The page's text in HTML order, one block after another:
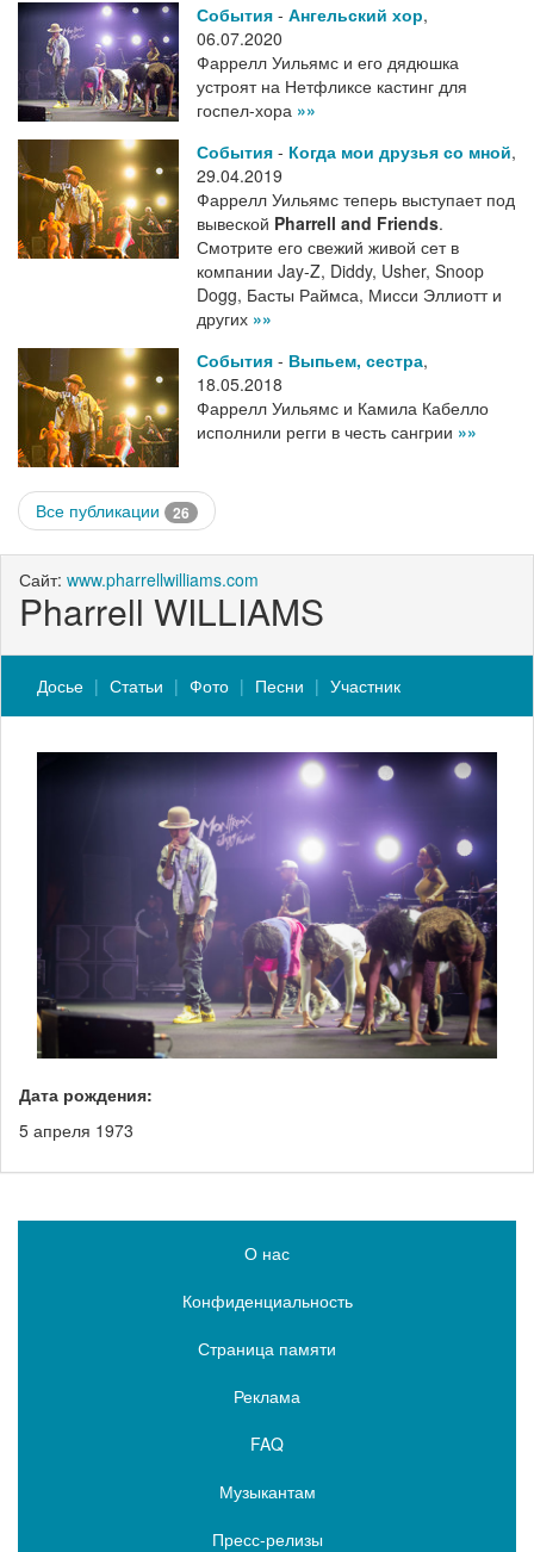
События - Ангельский хор,
06.07.2020
Фаррелл Уильямс и его дядюшка
устроят на Нетфликсе кастинг для
госпел-хора »»
События - Когда мои друзья со мной,
29.04.2019
Фаррелл Уильямс теперь выступает под
вывеской Pharrell and Friends.
Смотрите его свежий живой сет в
компании Jay-Z, Diddy, Usher, Snoop
Dogg, Басты Раймса, Мисси Эллиотт и
других »»
События - Выпьем, сестра,
18.05.2018
Фаррелл Уильямс и Камила Кабелло
исполнили регги в честь сангрии »»
Все публикации 26
Сайт: www.pharrellwilliams.com
Pharrell WILLIAMS
Досье Статьи Фото Песни Участник
Дата рождения:
5 апреля 1973
О нас
Конфиденциальность
Страница памяти
Реклама
FAQ
Музыкантам
Пресс-релизы